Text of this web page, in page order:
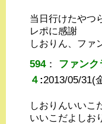
当日行けたやつ
レポに感謝
しおりん、ファ
594： ファンク
４ :2013/05/31(
しおりんいいこ
いいこだよしお